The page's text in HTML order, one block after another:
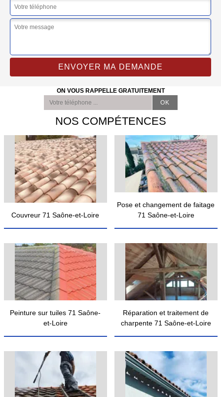
ON VOUS RAPPELLE GRATUITEMENT
NOS COMPÉTENCES
Couvreur 71 Saône-et-Loire
Pose et changement de faitage
71 Saône-et-Loire
Peinture sur tuiles 71 Saône-
et-Loire
Réparation et traitement de
charpente 71 Saône-et-Loire